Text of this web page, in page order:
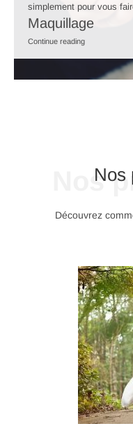
simplement pour vous
Maquillage
Continue reading
Nos
Nos
Découvrez